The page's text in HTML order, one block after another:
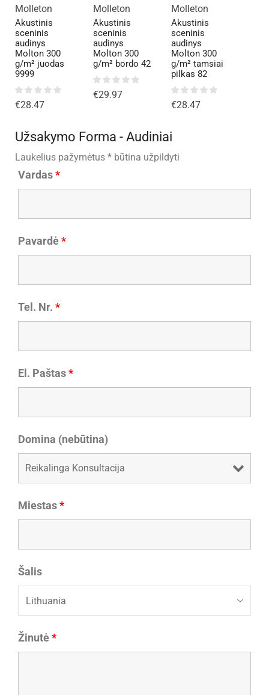
Molleton
Akustinis
sceninis
audinys
Molton 300
g/m² juodas
9999
€28.47
Molleton
Akustinis
sceninis
audinys
Molton 300
g/m² bordo 42
€29.97
Molleton
Akustinis
sceninis
audinys
Molton 300
g/m² tamsiai
pilkas 82
€28.47
Užsakymo Forma - Audiniai
Laukelius pažymėtus * būtina užpildyti
Vardas*
Pavardė*
Tel. Nr. *
El. Paštas*
Domina (nebūtina)
Miestas*
Šalis
Žinutė*